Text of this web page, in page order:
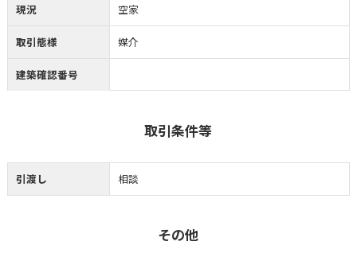
現況 空家
取引態様 媒介
建築確認番号
取引条件等
引渡し 相談
その他